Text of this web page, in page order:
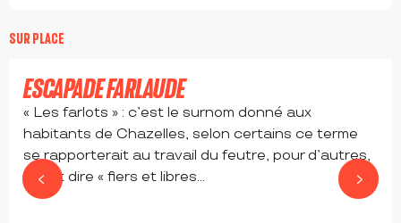
SUR PLACE
ESCAPADE FARLAUDE
« Les farlots » : c’est le surnom donné aux
habitants de Chazelles, selon certains ce terme
se rapporterait au travail du feutre, pour d’autres,
il veut dire « fiers et libres...